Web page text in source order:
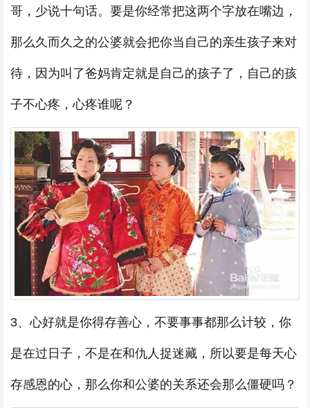
哥，少说十句话。要是你经常把这两个字放在嘴边，
那么久而久之的公婆就会把你当自己的亲生孩子来对
待，因为叫了爸妈肯定就是自己的孩子了，自己的孩
子不心疼，心疼谁呢？
3、心好就是你得存善心，不要事事都那么计较，你
是在过日子，不是在和仇人捉迷藏，所以要是每天心
存感恩的心，那么你和公婆的关系还会那么僵硬吗？